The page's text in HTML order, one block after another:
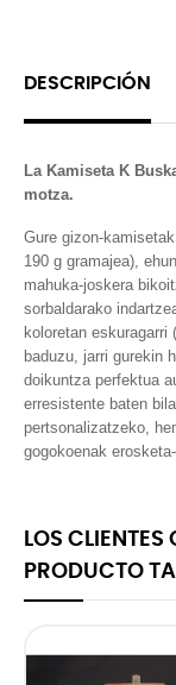
DESCRIPCIÓN
La Kamiseta K
motza.
Gure gizon-
190 g gramajea),
mahuka-joskera
sorbaldarako
koloretan eskuragarri
baduzu, jarri gurekin
doikuntza perfektua
erresistente baten
pertsonalizatzeko,
gogokoenak
LOS
PRODUCTO